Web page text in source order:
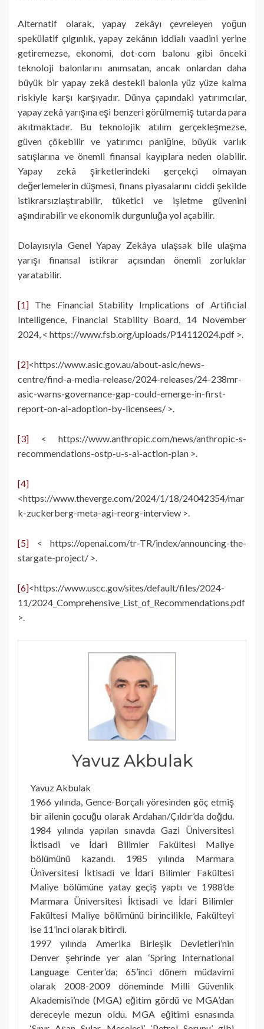
Alternatif olarak, yapay zekâyı çevreleyen yoğun
spekülatif çılgınlık, yapay zekânın iddialı vaadini yerine
getiremezse, ekonomi, dot-com balonu gibi önceki
teknoloji balonlarını anımsatan, ancak onlardan daha
büyük bir yapay zekâ destekli balonla yüz yüze kalma
riskiyle karşı karşıyadır. Dünya çapındaki yatırımcılar,
yapay zekâ yarışına eşi benzeri görülmemiş tutarda para
akıtmaktadır. Bu teknolojik atılım gerçekleşmezse,
güven çökebilir ve yatırımcı paniğine, büyük varlık
satışlarına ve önemli finansal kayıplara neden olabilir.
Yapay zekâ şirketlerindeki gerçekçi olmayan
değerlemelerin düşmesi, finans piyasalarını ciddi şekilde
istikrarsızlaştırabilir, tüketici ve işletme güvenini
aşındırabilir ve ekonomik durgunluğa yol açabilir.
Dolayısıyla Genel Yapay Zekâya ulaşsak bile ulaşma
yarışı finansal istikrar açısından önemli zorluklar
yaratabilir.
[1] The Financial Stability Implications of Artificial
Intelligence, Financial Stability Board, 14 November
2024, < https://www.fsb.org/uploads/P14112024.pdf >.
[2]<https://www.asic.gov.au/about-asic/news-
centre/find-a-media-release/2024-releases/24-238mr-
asic-warns-governance-gap-could-emerge-in-first-
report-on-ai-adoption-by-licensees/ >.
[3] < https://www.anthropic.com/news/anthropic-s-
recommendations-ostp-u-s-ai-action-plan >.
[4]
<https://www.theverge.com/2024/1/18/24042354/mar
k-zuckerberg-meta-agi-reorg-interview >.
[5] < https://openai.com/tr-TR/index/announcing-the-
stargate-project/ >.
[6]<https://www.uscc.gov/sites/default/files/2024-
11/2024_Comprehensive_List_of_Recommendations.pdf
>.
Yavuz Akbulak
Yavuz Akbulak
1966 yılında, Gence-Borçalı yöresinden göç etmiş
bir ailenin çocuğu olarak Ardahan/Çıldır’da doğdu.
1984 yılında yapılan sınavda Gazi Üniversitesi
İktisadi ve İdari Bilimler Fakültesi Maliye
bölümünü kazandı. 1985 yılında Marmara
Üniversitesi İktisadi ve İdari Bilimler Fakültesi
Maliye bölümüne yatay geçiş yaptı ve 1988’de
Marmara Üniversitesi İktisadi ve İdari Bilimler
Fakültesi Maliye bölümünü birincilikle, Fakülteyi
ise 11’inci olarak bitirdi.
1997 yılında Amerika Birleşik Devletleri’nin
Denver şehrinde yer alan ‘Spring International
Language Center’da; 65’inci dönem müdavimi
olarak 2008-2009 döneminde Milli Güvenlik
Akademisi’nde (MGA) eğitim gördü ve MGA’dan
dereceyle mezun oldu. MGA eğitimi esnasında